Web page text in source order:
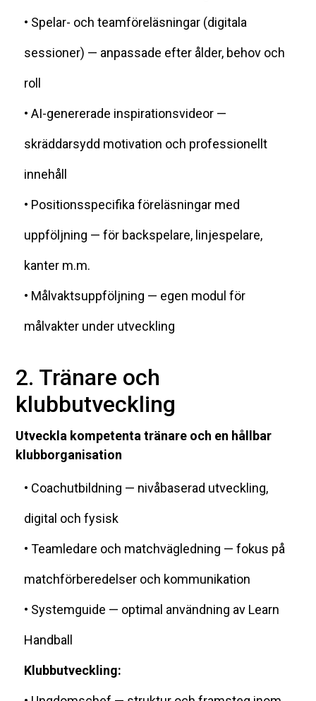
• Spelar- och teamföreläsningar (digitala
sessioner) — anpassade efter ålder, behov och
roll
• AI-genererade inspirationsvideor —
skräddarsydd motivation och professionellt
innehåll
• Positionsspecifika föreläsningar med
uppföljning — för backspelare, linjespelare,
kanter m.m.
• Målvaktsuppföljning — egen modul för
målvakter under utveckling
2. Tränare och
klubbutveckling
Utveckla kompetenta tränare och en hållbar
klubborganisation
• Coachutbildning — nivåbaserad utveckling,
digital och fysisk
• Teamledare och matchvägledning — fokus på
matchförberedelser och kommunikation
• Systemguide — optimal användning av Learn
Handball
Klubbutveckling: